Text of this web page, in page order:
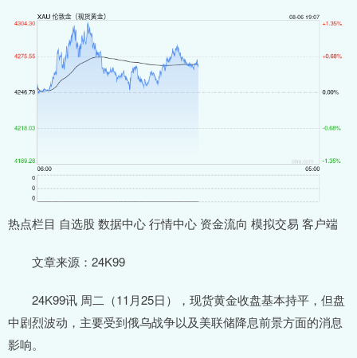
热点栏目 自选股 数据中心 行情中心 资金流向 模拟交易 客户端
文章来源：24K99
24K99讯 周二（11月25日），现货黄金收盘基本持平，但盘
中剧烈波动，主要受到俄乌战争以及美联储降息前景方面的消息
影响。